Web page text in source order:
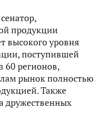
продукции
высокого уровня
поступившей
60 регионов,
рынок полностью
Также
дружественных